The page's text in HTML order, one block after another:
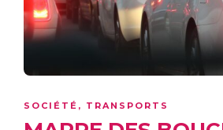
SOCIÉTÉ , TRANSPORTS